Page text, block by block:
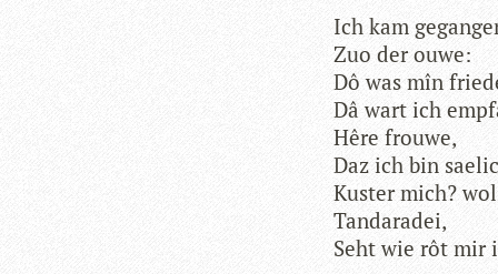
Ich kam
Zuo der ouwe:
Dô was mîn
Dâ wart ich
Hêre frouwe,
Daz ich bin
Kus­ter mich?
Tandaradei,
Seht wie rôt mir